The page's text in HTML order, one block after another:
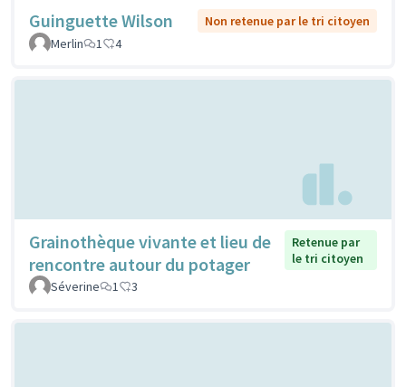
Guinguette Wilson
Non retenue par le tri citoyen
Merlin
1 4
Grainothèque vivante et lieu de
rencontre autour du potager
Retenue par
le tri citoyen
Séverine
1 3